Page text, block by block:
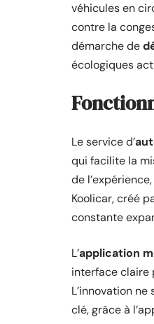
véhicules en
contre la
démarche de
écologiques
Le service d’
qui facilite la
de
Koolicar, créé
constante
L’application
interface claire
L’innovation
clé, grâce à